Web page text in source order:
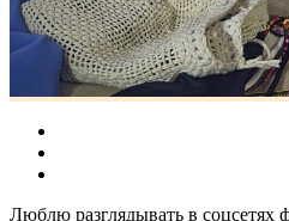
Люблю разглядывать в соцсетях